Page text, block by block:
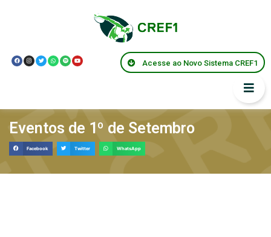
Acesse ao Novo Sistema CREF1
Eventos de 1º de Setembro
Facebook Twitter WhatsApp